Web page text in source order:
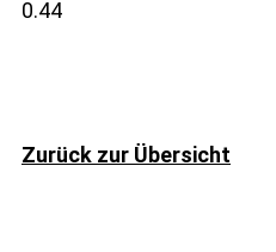
Zurück zur Übersicht